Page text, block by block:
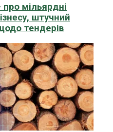
про мільярдні
штучний
тендерів